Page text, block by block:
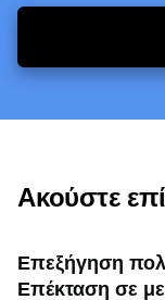
Ακούστε
Επεξήγηση
Επέκταση σε